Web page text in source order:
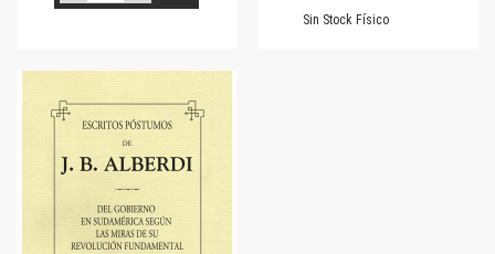
Sin Stock Físico